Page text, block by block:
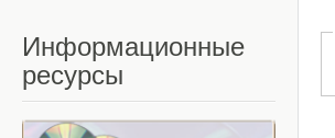
Информационные
ресурсы